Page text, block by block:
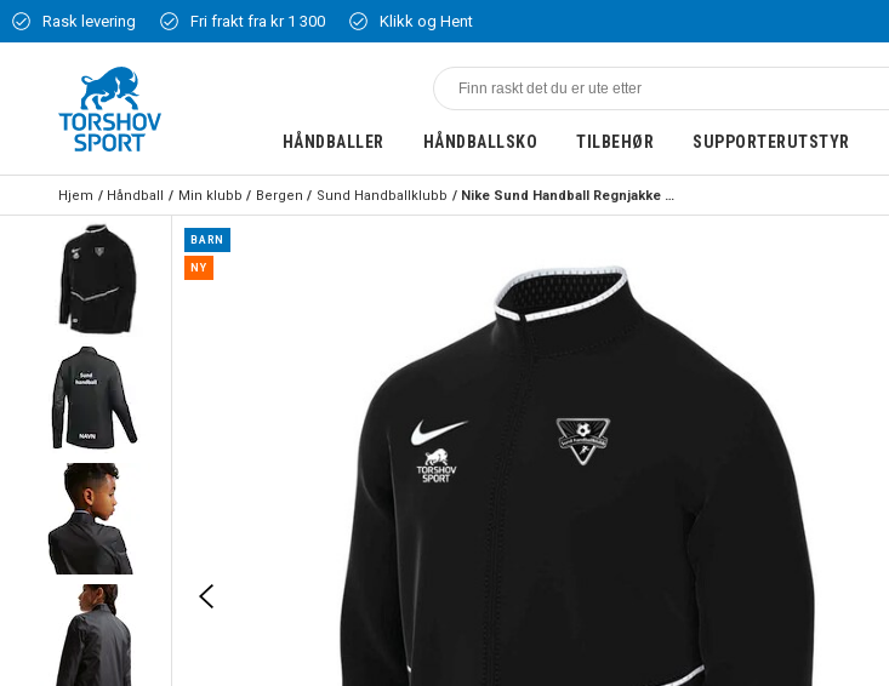
Rask levering Fri frakt fra kr 1 300 Klikk og Hent
HÅNDBALLER HÅNDBALLSKO TILBEHØR SUPPORTERUTSTYR
Hjem Håndball Min klubb Bergen Sund Handballklubb Nike Sund Handball Regnjakke Barn Sort
BARN
NY